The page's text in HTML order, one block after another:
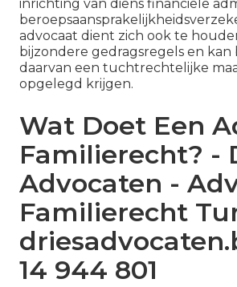
inrichting van diens financiële
advocaat dient zich ook te
bijzondere gedragsregels en kan
daarvan een tuchtrechtelijke
opgelegd krijgen.
Wat Doet Een
Familierecht? -
Advocaten -
Familierecht
14 944 801